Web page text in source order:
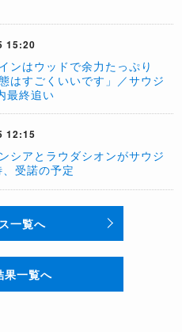
15:20
ンはウッドで余力たっぷり
はすごくいいです」／サウジ
最終追い
12:15
シアとラウダシオンがサウジ
受諾の予定
一覧へ
果一覧へ